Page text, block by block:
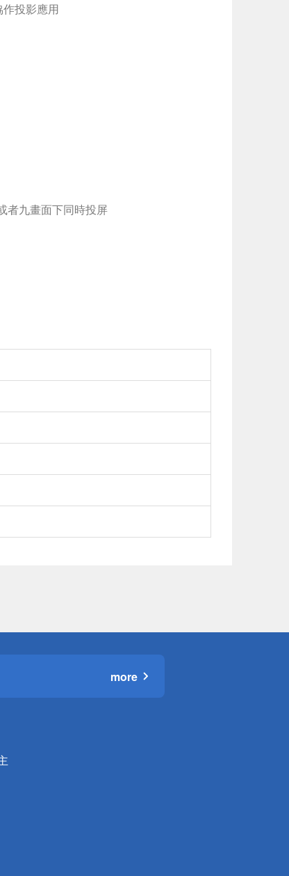
投影應用
者九畫面下同時投屏
more